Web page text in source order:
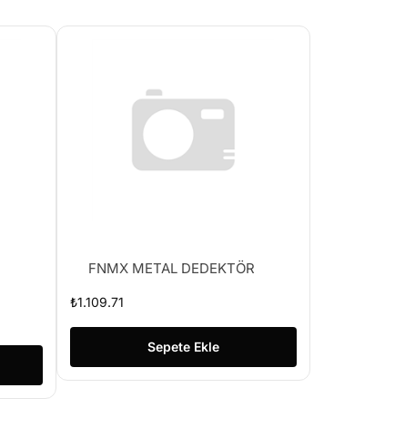
FNMX METAL DEDEKTÖR
₺1.109.71
Sepete Ekle